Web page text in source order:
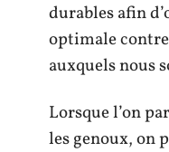
durables afin
optimale
auxquels nous
Lorsque l’on
les genoux, on